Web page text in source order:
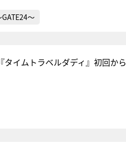
～
タイムトラベルダディ』初回か